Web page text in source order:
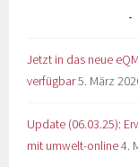
Jetzt in das neue
verfügbar5. März
Update (06.03.25):
mit umwelt-online4.